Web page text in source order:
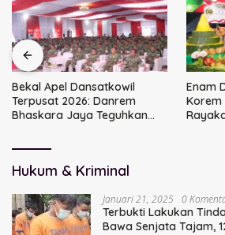
Bekal Apel Dansatkowil
Terpusat 2026: Danrem
Bhaskara Jaya Teguhkan
Enam
Hukum & Kriminal
Januari 21, 2025 0
Terbukti Lakukan
Bawa Senjata Tajam,